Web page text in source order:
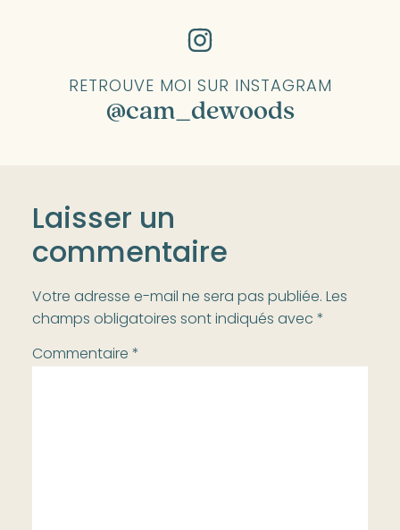
RETROUVE MOI SUR INSTAGRAM
@cam_dewoods
Laisser un
commentaire
Votre adresse e-mail ne sera pas publiée.Les
champs obligatoires sont indiqués avec*
Commentaire*